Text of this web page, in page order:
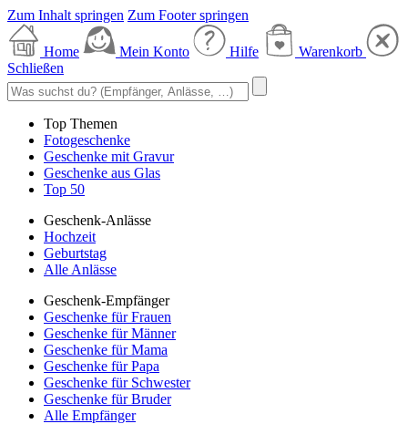
Zum Inhalt springen Zum Footer springen
Home Mein Konto Hilfe
Warenkorb
Schließen
Top Themen
Fotogeschenke
Geschenke mit Gravur
Geschenke aus Glas
Top 50
Geschenk-Anlässe
Hochzeit
Geburtstag
Alle Anlässe
Geschenk-Empfänger
Geschenke für Frauen
Geschenke für Männer
Geschenke für Mama
Geschenke für Papa
Geschenke für Schwester
Geschenke für Bruder
Alle Empfänger